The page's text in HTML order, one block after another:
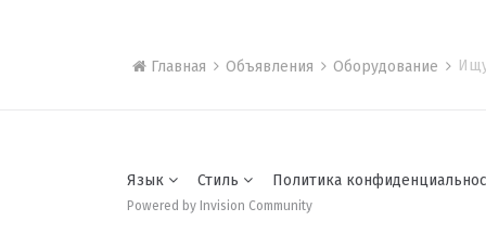
Главная Объявления Оборудование
Язык Стиль Политика
Powered by Invision Community